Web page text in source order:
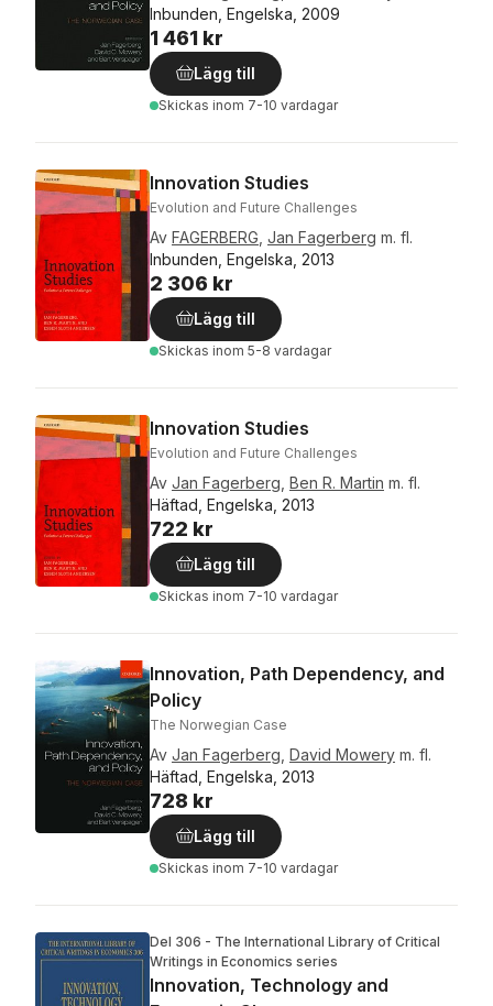
Inbunden, Engelska, 2009
1 461 kr
Lägg till
Skickas inom 7-10 vardagar
Innovation Studies
Evolution and Future Challenges
Av FAGERBERG Jan Fagerberg m. fl.
Inbunden, Engelska, 2013
2 306 kr
Lägg till
Skickas inom 5-8 vardagar
Innovation Studies
Evolution and Future Challenges
Av Jan Fagerberg Ben R. Martin m. fl.
Häftad, Engelska, 2013
722 kr
Lägg till
Skickas inom 7-10 vardagar
Innovation, Path Dependency, and
Policy
The Norwegian Case
Av Jan Fagerberg David Mowery m. fl.
Häftad, Engelska, 2013
728 kr
Lägg till
Skickas inom 7-10 vardagar
Del 306 - The International Library of Critical
Writings in Economics series
Innovation, Technology and